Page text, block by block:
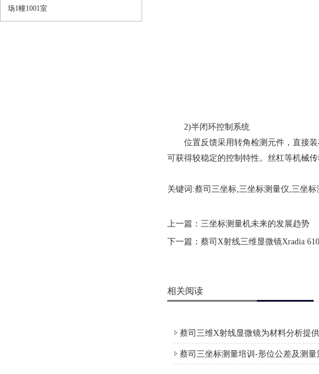
场1幢1001室
2)半闭环控制系统
位置反馈采用转角检测元件，直接装
可获得较稳定的控制特性。丝杠等机械
关键词:蔡司三坐标,三坐标测量仪,三坐标
上一篇： 三坐标测量机未来的发展趋势
下一篇： 蔡司X射线三维显微镜Xradia
相关阅读
蔡司三维X射线显微镜为材料分析提
蔡司三坐标测量培训-形位公差及测量